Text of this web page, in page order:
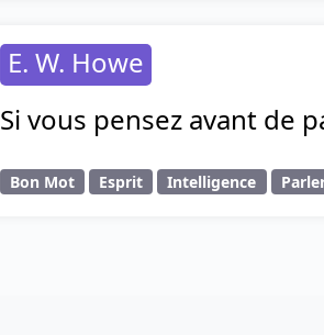
E. W. Howe
Si vous pensez avant de
Bon Mot Esprit Intelligence